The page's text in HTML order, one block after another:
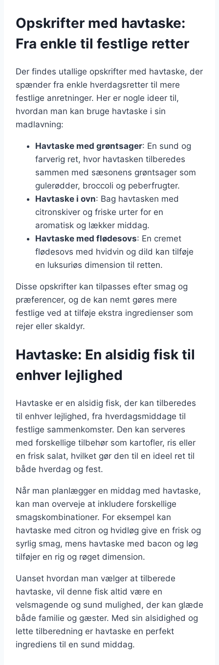
Opskrifter med havtaske:
Fra enkle til festlige retter
Der findes utallige opskrifter med havtaske, der
spænder fra enkle hverdagsretter til mere
festlige anretninger. Her er nogle ideer til,
hvordan man kan bruge havtaske i sin
madlavning:
Havtaske med grøntsager: En sund og
farverig ret, hvor havtasken tilberedes
sammen med sæsonens grøntsager som
gulerødder, broccoli og peberfrugter.
Havtaske i ovn: Bag havtasken med
citronskiver og friske urter for en
aromatisk og lækker middag.
Havtaske med flødesovs: En cremet
flødesovs med hvidvin og dild kan tilføje
en luksuriøs dimension til retten.
Disse opskrifter kan tilpasses efter smag og
præferencer, og de kan nemt gøres mere
festlige ved at tilføje ekstra ingredienser som
rejer eller skaldyr.
Havtaske: En alsidig fisk til
enhver lejlighed
Havtaske er en alsidig fisk, der kan tilberedes
til enhver lejlighed, fra hverdagsmiddage til
festlige sammenkomster. Den kan serveres
med forskellige tilbehør som kartofler, ris eller
en frisk salat, hvilket gør den til en ideel ret til
både hverdag og fest.
Når man planlægger en middag med havtaske,
kan man overveje at inkludere forskellige
smagskombinationer. For eksempel kan
havtaske med citron og hvidløg give en frisk og
syrlig smag, mens havtaske med bacon og løg
tilføjer en rig og røget dimension.
Uanset hvordan man vælger at tilberede
havtaske, vil denne fisk altid være en
velsmagende og sund mulighed, der kan glæde
både familie og gæster. Med sin alsidighed og
lette tilberedning er havtaske en perfekt
ingrediens til en sund middag.